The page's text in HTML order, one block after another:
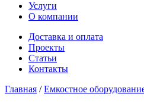
Услуги
О компании
Доставка и оплата
Проекты
Статьи
Контакты
Главная /Емкостное